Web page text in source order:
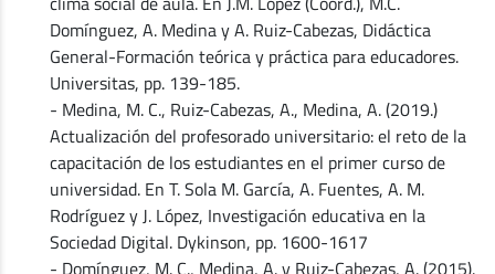
Domínguez, A. Medina y A. Ruiz-Cabezas, Didáctica
General-Formación teórica y práctica para educadores.
Universitas, pp. 139-185.
- Medina, M. C., Ruiz-Cabezas, A., Medina, A. (2019.)
Actualización del profesorado universitario: el reto de la
capacitación de los estudiantes en el primer curso de
universidad. En T. Sola M. García, A. Fuentes, A. M.
Rodríguez y J. López, Investigación educativa en la
Sociedad Digital. Dykinson, pp. 1600-1617
- Domínguez, M. C., Medina, A. y Ruiz-Cabezas, A. (2015).